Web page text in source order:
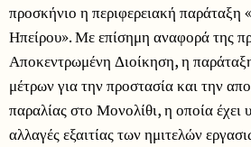
προσκήνιο η περιφερειακή παράταξη
Ηπείρου». Με επίσημη αναφορά της
Αποκεντρωμένη Διοίκηση, η
μέτρων για την προστασία και την
παραλίας στο Μονολίθι, η οποία έχει
αλλαγές εξαιτίας των ημιτελών